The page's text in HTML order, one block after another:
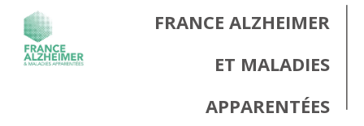
FRANCE ALZHEIMER
ET MALADIES
APPARENTÉES